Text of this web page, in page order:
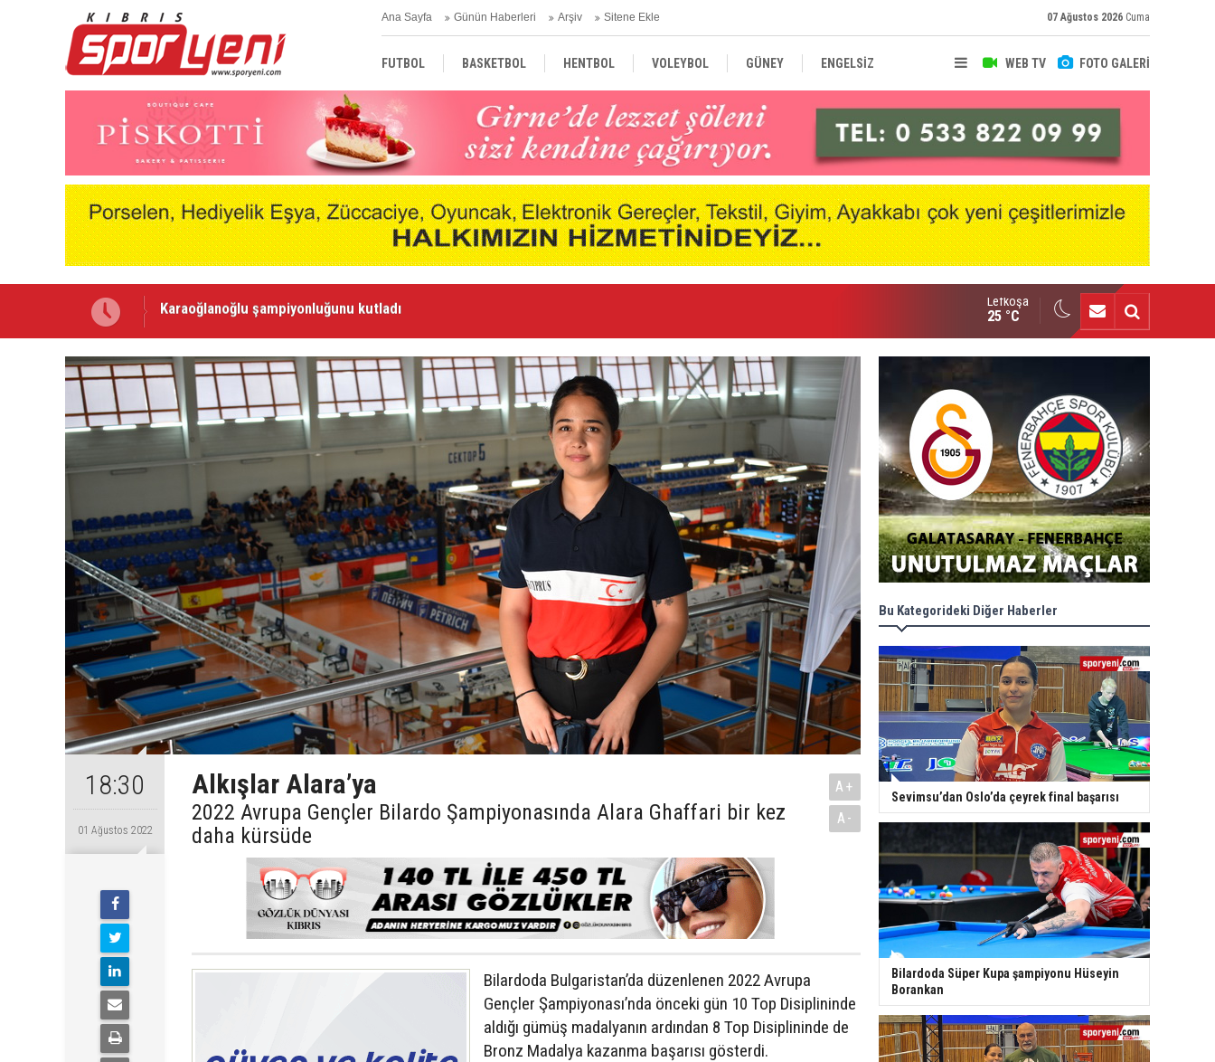
Ana Sayfa Günün Haberleri Arşiv Sitene Ekle 07 Ağustos 2026 Cuma
WEB TV FOTO GALERİ
FUTBOL BASKETBOL HENTBOL VOLEYBOL GÜNEY ENGELSİZ
TÜRKİYE AVRUPA DÜNYA
Voleybolda transfer dönemi sürüyor
Lefkoşa
25 °C
18:30
01 Ağustos 2022
Alkışlar Alara’ya
2022 Avrupa Gençler Bilardo Şampiyonasında Alara Ghaffari bir kez
daha kürsüde
A+
A-
Bilardoda Bulgaristan’da düzenlenen 2022 Avrupa
Gençler Şampiyonası’nda önceki gün 10 Top Disiplininde
aldığı gümüş madalyanın ardından 8 Top Disiplininde de
Bronz Madalya kazanma başarısı gösterdi.
Bu Kategorideki Diğer Haberler
Sevimsu’dan Oslo’da çeyrek final başarısı
Bilardoda Süper Kupa şampiyonu Hüseyin
Borankan